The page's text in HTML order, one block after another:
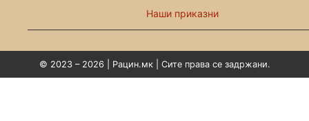
Наши приказни
© 2023 – 2026 | Рацин.мк | Сите права се задржани.